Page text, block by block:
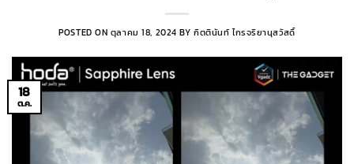
POSTED ON ตุลาคม 18, 2024 BYกิตตินันท์ ไกรจริยานุสวัสดิ์
18
ต.ค.